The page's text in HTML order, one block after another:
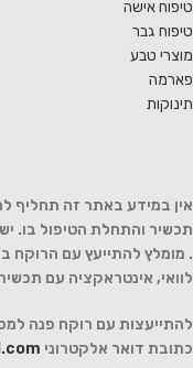
טיפוח אישה
טיפוח גבר
מוצרי טבע
פארמה
תינוקות
אין במידע באתר זה תחליף
תכשיר והתחלת הטיפול בו.
. מומלץ להתייעץ עם הרוקח
לוואי, אינטראקציה עם
כתובת דואר אלקטרוני